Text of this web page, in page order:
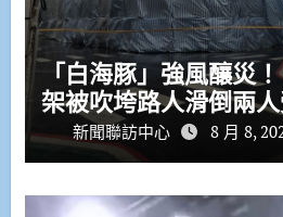
「白海豚」強風釀災
架被吹垮路人滑倒兩
新聞聯訪中心 8 月 8,